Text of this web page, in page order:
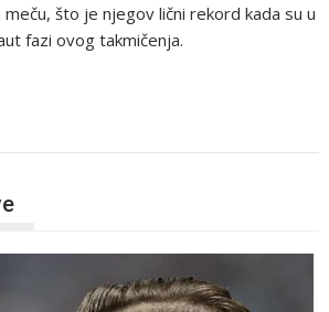
što je njegov lični rekord kada su u
fazi ovog takmičenja.